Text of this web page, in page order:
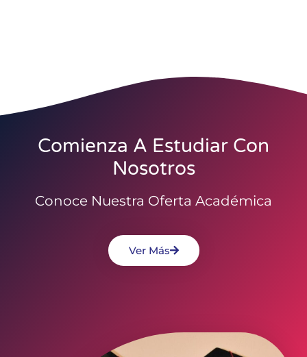
Comienza A Estudiar Con
Nosotros
Conoce Nuestra Oferta Académica
Ver Más